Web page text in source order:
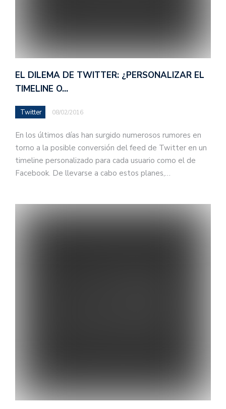
EL DILEMA DE TWITTER: ¿PERSONALIZAR EL
TIMELINE O…
Twitter 08/02/2016
En los últimos días han surgido numerosos rumores en
torno a la posible conversión del feed de Twitter en un
timeline personalizado para cada usuario como el de
Facebook. De llevarse a cabo estos planes,…